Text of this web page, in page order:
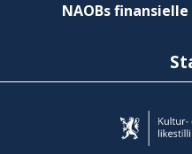
NAOBs